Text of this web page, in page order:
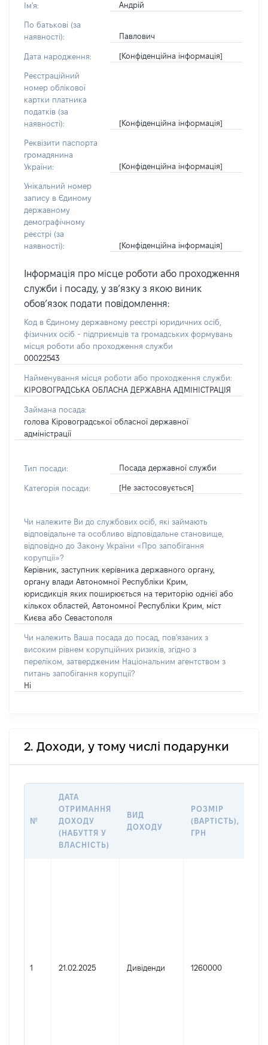
Ім'я: Андрій
По батькові (за
наявності):
Павлович
Дата народження: [Конфіденційна інформація]
Реєстраційний
номер облікової
картки платника
податків (за
наявності):
[Конфіденційна інформація]
Реквізити паспорта
громадянина
України:
[Конфіденційна інформація]
Унікальний номер
запису в Єдиному
державному
демографічному
реєстрі (за
наявності):
[Конфіденційна інформація]
Інформація про місце роботи або проходження
служби і посаду, у зв’язку з якою виник
обов’язок подати повідомлення:
Код в Єдиному державному реєстрі юридичних осіб,
фізичних осіб - підприємців та громадських формувань
місця роботи або проходження служби
00022543
Найменування місця роботи або проходження служби:
КІРОВОГРАДСЬКА ОБЛАСНА ДЕРЖАВНА АДМІНІСТРАЦІЯ
Займана посада:
голова Кіровоградської обласної державної
адміністрації
Тип посади: Посада державної служби
Категорія посади: [Не застосовується]
Чи належите Ви до службових осіб, які займають
відповідальне та особливо відповідальне становище,
відповідно до Закону України «Про запобігання
корупції»?
Керівник, заступник керівника державного органу,
органу влади Автономної Республіки Крим,
юрисдикція яких поширюється на територію однієї або
кількох областей, Автономної Республіки Крим, міст
Києва або Севастополя
Чи належить Ваша посада до посад, пов'язаних з
високим рівнем корупційних ризиків, згідно з
переліком, затвердженим Національним агентством з
питань запобігання корупції?
Ні
2. Доходи, у тому числі подарунки
№
ДАТА
ОТРИМАННЯ
ДОХОДУ
(НАБУТТЯ У
ВЛАСНІСТЬ)
ВИД
ДОХОДУ
РОЗМІР
(ВАРТІСТЬ),
ГРН
1 21.02.2025 Дивіденди 1260000